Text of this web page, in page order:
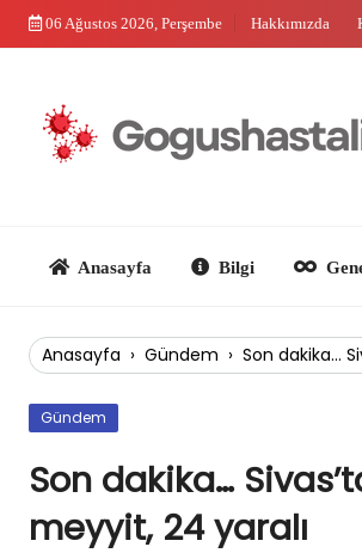
Skip
06 Ağustos 2026, Perşembe Hakkımızda
Anasayfa › Gündem › Son dakika…
Gündem
Son dakika…
meyyit, 24 yaralı